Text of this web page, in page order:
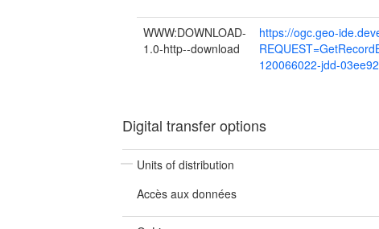
WWW:DOWNLOAD-
1.0-http--download
https://ogc.geo-
120066022-jdd-
Digital transfer options
Units of distribution
Accès aux données